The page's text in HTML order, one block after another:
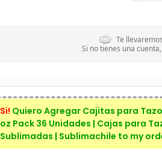
Te
Si no tienes una
Si! Quiero Agregar Cajitas para
oz Pack 36 Unidades | Cajas para
Sublimadas | Sublimachile to my